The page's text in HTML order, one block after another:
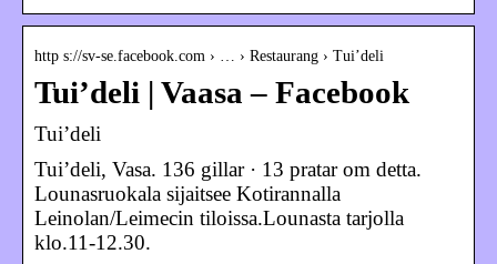
http s://sv-se.facebook.com › … › Restaurang › Tui’deli
Tui’deli | Vaasa – Facebook
Tui’deli
Tui’deli, Vasa. 136 gillar · 13 pratar om detta.
Lounasruokala sijaitsee Kotirannalla
Leinolan/Leimecin tiloissa.Lounasta tarjolla
klo.11-12.30.